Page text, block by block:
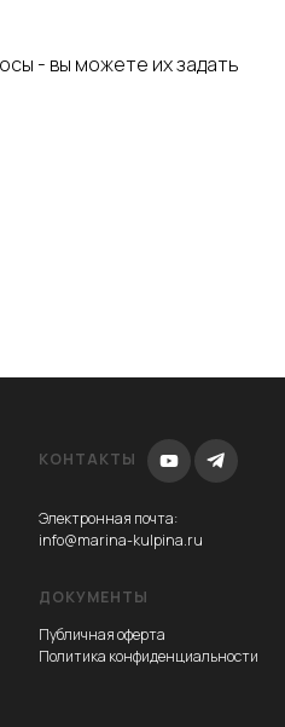
- вы можете их задать
КОНТАКТЫ
Электронная почта:
info@marina-kulpina.ru
ДОКУМЕНТЫ
Публичная оферта
Политика конфиденциальности